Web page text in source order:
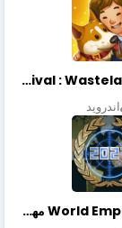
تحميل لعبة Merge Survival : Wasteland مهكرة أخر إصدار
اندرويد
تحميل لعبة World Empire مهكرة أخر إصدار